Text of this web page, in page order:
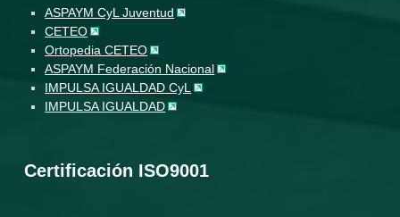
ASPAYM CyL Juventud
CETEO
Ortopedia CETEO
ASPAYM Federación Nacional
IMPULSA IGUALDAD CyL
IMPULSA IGUALDAD
Certificación ISO9001